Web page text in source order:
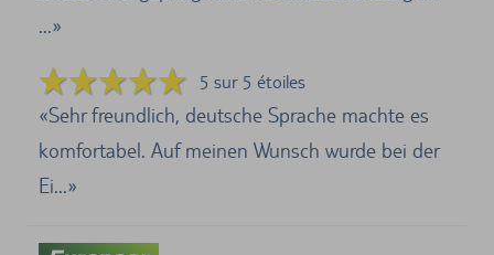
...
5 sur 5 étoiles
Sehr freundlich, deutsche Sprache machte es
komfortabel. Auf meinen Wunsch wurde bei der
Ei...